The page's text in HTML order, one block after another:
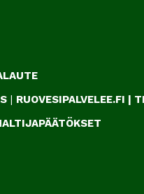
| RUOVESIPALVELEE.FI |